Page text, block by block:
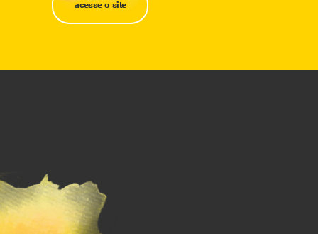
acesse o site